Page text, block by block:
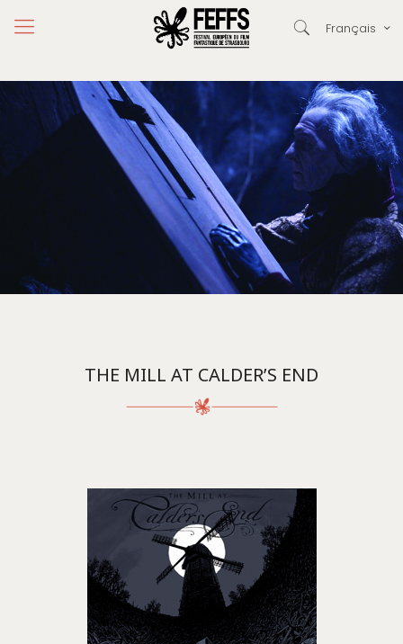
Français
THE MILL AT CALDER’S END